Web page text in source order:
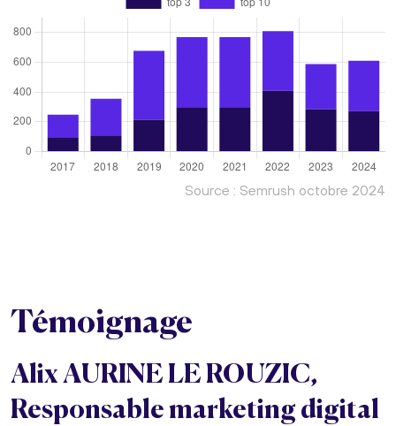
Source : Semrush octobre 2024
Témoignage
Alix AURINE LE ROUZIC,
Responsable marketing digital